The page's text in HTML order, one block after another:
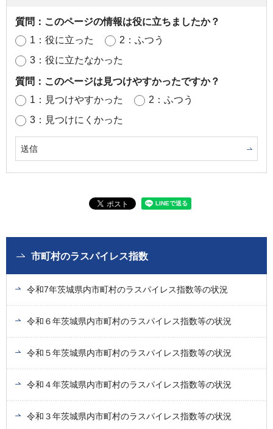
質問：このページの情報は役に立ちましたか？
1：役に立った
2：ふつう
3：役に立たなかった
質問：このページは見つけやすかったですか？
1：見つけやすかった
2：ふつう
3：見つけにくかった
市町村のラスパイレス指数
令和7年茨城県内市町村のラスパイレス指数等の状況
令和６年茨城県内市町村のラスパイレス指数等の状況
令和５年茨城県内市町村のラスパイレス指数等の状況
令和４年茨城県内市町村のラスパイレス指数等の状況
令和３年茨城県内市町村のラスパイレス指数等の状況